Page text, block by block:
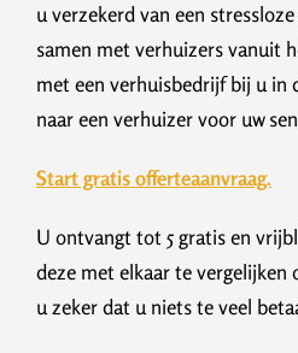
u verzekerd van een
samen met verhuizers vanuit
met een verhuisbedrijf bij u in
naar een verhuizer voor uw
Start gratis offerteaanvraag.
U ontvangt tot 5 gratis en
deze met elkaar te vergelijken
u zeker dat u niets te veel